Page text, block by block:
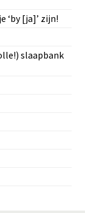
‘by [ja]’ zijn!
slaapbank